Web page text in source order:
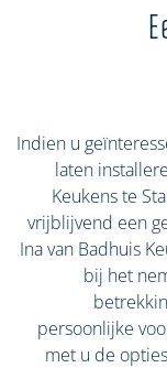
Indien u
laten
Keukens te
vrijblijvend een
Ina van Badhuis
bij het
persoonlijke
met u de